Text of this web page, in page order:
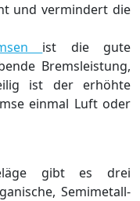
und vermindert die
ist die gute
Bremsleistung,
ist der erhöhte
einmal Luft oder
gibt es drei
Semimetall-